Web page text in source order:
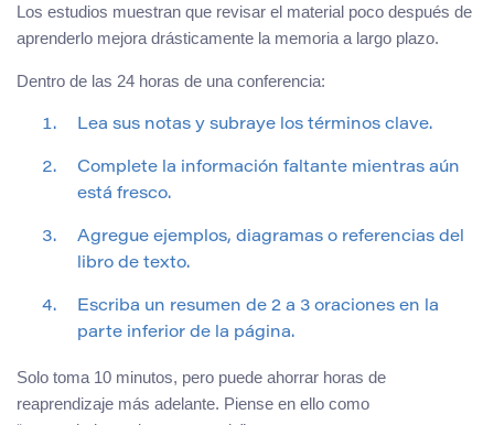
Los estudios muestran que revisar el material poco después de
aprenderlo mejora drásticamente la memoria a largo plazo.
Dentro de las 24 horas de una conferencia:
Lea sus notas y subraye los términos clave.
Complete la información faltante mientras aún
está fresco.
Agregue ejemplos, diagramas o referencias del
libro de texto.
Escriba un resumen de 2 a 3 oraciones en la
parte inferior de la página.
Solo toma 10 minutos, pero puede ahorrar horas de
reaprendizaje más adelante. Piense en ello como